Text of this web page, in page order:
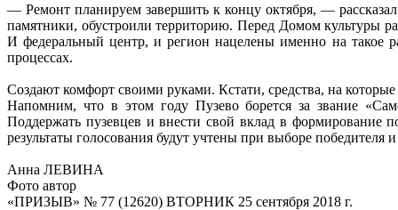
— Ремонт планируем завершить к концу октября, —
памятники, обустроили территорию. Перед Домом культуры
И федеральный центр, и регион нацелены именно на такое
процессах.
Создают комфорт своими руками. Кстати, средства, на
Напомним, что в этом году Пузево борется за звание
Поддержать пузевцев и внести свой вклад в формирование
результаты голосования будут учтены при выборе победителя
Анна ЛЕВИНА
Фото автор
«ПРИЗЫВ» № 77 (12620) ВТОРНИК 25 сентября 2018 г.